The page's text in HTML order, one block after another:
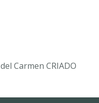
Carmen CRIADO